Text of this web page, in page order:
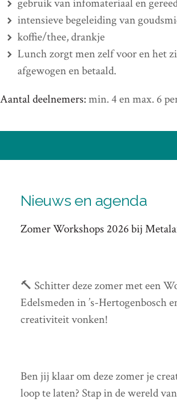
gebruik van infomateriaal en
intensieve begeleiding van
koffie/thee, drankje
Lunch zorgt men zelf voor en het
afgewogen en betaald.
Aantal deelnemers:min. 4 en max. 6
Nieuws en agenda
Zomer Workshops 2026 bij
🔨 Schitter deze zomer met een
Edelsmeden in ’s-Hertogenbosch
creativiteit vonken!
Ben jij klaar om deze zomer je
loop te laten? Stap in de wereld